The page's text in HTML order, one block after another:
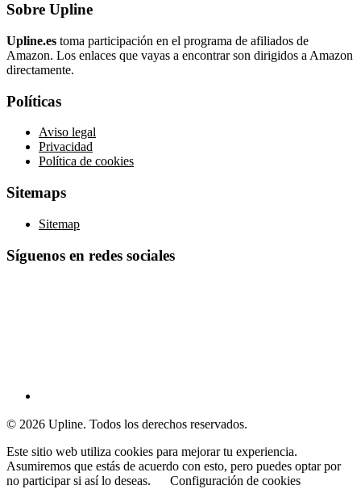
Sobre Upline
Upline.es toma participación en el programa de afiliados de
Amazon. Los enlaces que vayas a encontrar son dirigidos a Amazon
directamente.
Políticas
Aviso legal
Privacidad
Política de cookies
Sitemaps
Sitemap
Síguenos en redes sociales
© 2026 Upline. Todos los derechos reservados.
Este sitio web utiliza cookies para mejorar tu experiencia.
Asumiremos que estás de acuerdo con esto, pero puedes optar por
no participar si así lo deseas.
Configuración de cookies